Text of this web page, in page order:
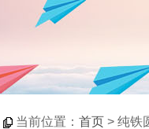
当前位置： 首页 > 纯铁